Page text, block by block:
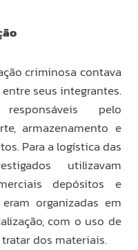
criminosa contava
seus integrantes.
pelo
armazenamento e
Para a logística das
utilizavam
depósitos e
organizadas em
com o uso de
dos materiais.